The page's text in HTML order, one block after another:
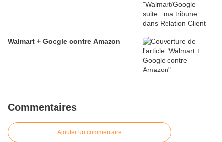
Walmart + Google contre Amazon
Commentaires
Ajouter un commentaire